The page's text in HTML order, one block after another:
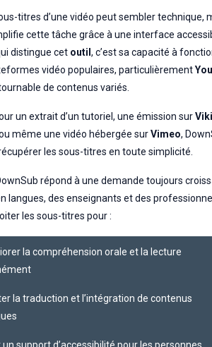
titres d’une vidéo peut sembler technique,
cette tâche grâce à une interface
distingue cet outil , c’est sa capacité à
vidéo populaires, particulièrement
de contenus variés.
un extrait d’un tutoriel, une émission surViki
même une vidéo hébergée surVimeo,
les sous-titres en toute simplicité.
répond à une demande toujours
langues, des enseignants et des
les sous-titres pour :
la compréhension orale et la lecture
la traduction et l’intégration de contenus
support d’accessibilité pour les personnes